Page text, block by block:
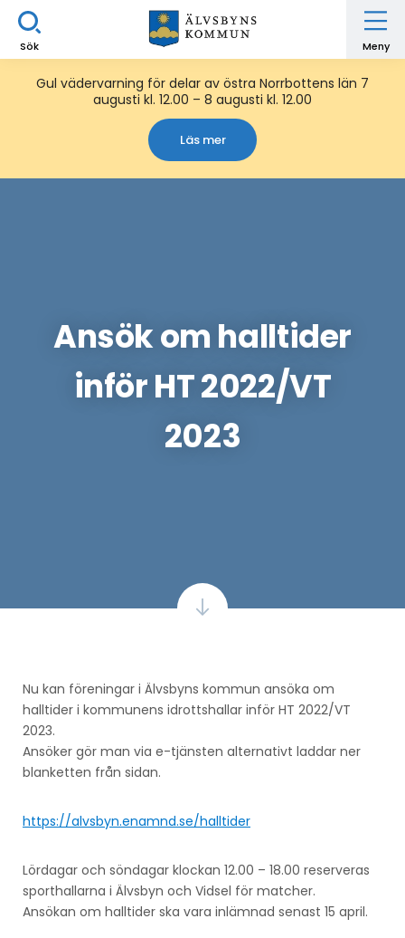
Sök Meny
Gul vädervarning för delar av östra Norrbottens län 7
augusti kl. 12.00 – 8 augusti kl. 12.00
Läs mer
Ansök om halltider
inför HT 2022/VT
2023
Nu kan föreningar i Älvsbyns kommun ansöka om
halltider i kommunens idrottshallar inför HT 2022/VT
2023.
Ansöker gör man via e-tjänsten alternativt laddar ner
blanketten från sidan.
https://alvsbyn.enamnd.se/halltider
Lördagar och söndagar klockan 12.00 – 18.00 reserveras
sporthallarna i Älvsbyn och Vidsel för matcher.
Ansökan om halltider ska vara inlämnad senast 15 april.